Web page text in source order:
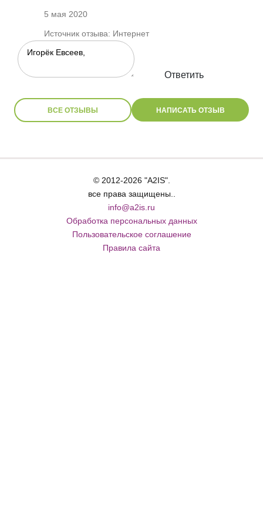
5 мая 2020
Источник отзыва: Интернет
Ответить
ВСЕ ОТЗЫВЫ НАПИСАТЬ ОТЗЫВ
© 2012-2026 "A2IS".
все права защищены..
info@a2is.ru
Обработка персональных данных
Пользовательское соглашение
Правила сайта